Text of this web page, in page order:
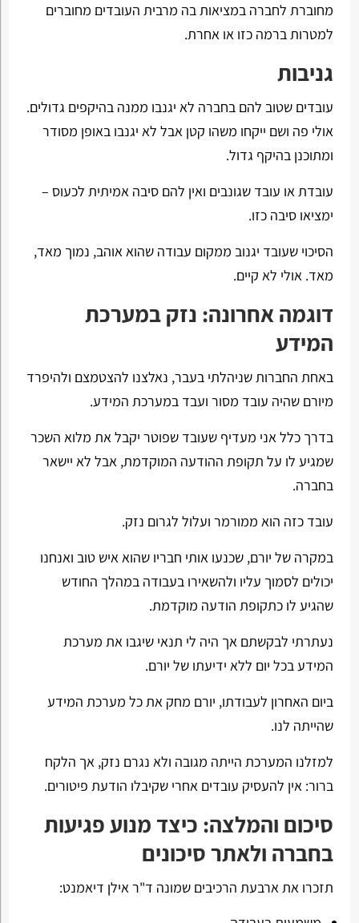
מחוברת לחברה במציאות בה מרבית העובדים מחוברים
למטרות ברמה כזו או אחרת.
גניבות
עובדים שטוב להם בחברה לא יגנבו ממנה בהיקפים גדולים.
אולי פה ושם ייקחו משהו קטן אבל לא יגנבו באופן מסודר
ומתוכנן בהיקף גדול.
עובדת או עובד שגונבים ואין להם סיבה אמיתית לכעוס –
ימציאו סיבה כזו.
הסיכוי שעובד יגנוב ממקום עבודה שהוא אוהב, נמוך מאד,
מאד. אולי לא קיים.
דוגמה אחרונה: נזק במערכת
המידע
באחת החברות שניהלתי בעבר, נאלצנו להצטמצם ולהיפרד
מיורם שהיה עובד מסור ועבד במערכת המידע.
בדרך כלל אני מעדיף שעובד שפוטר יקבל את מלוא השכר
שמגיע לו על תקופת ההודעה המוקדמת, אבל לא יישאר
בחברה.
עובד כזה הוא ממורמר ועלול לגרום נזק.
במקרה של יורם, שכנעו אותי חבריו שהוא איש טוב ואנחנו
יכולים לסמוך עליו ולהשאירו בעבודה במהלך החודש
שהגיע לו כתקופת הודעה מוקדמת.
נעתרתי לבקשתם אך היה לי תנאי שיגבו את מערכת
המידע בכל יום ללא ידיעתו של יורם.
ביום האחרון לעבודתו, יורם מחק את כל מערכת המידע
שהייתה לנו.
למזלנו המערכת הייתה מגובה ולא נגרם נזק, אך הלקח
ברור: אין להעסיק עובדים אחרי שקיבלו הודעת פיטורים.
סיכום והמלצה: כיצד מנוע פגיעות
בחברה ולאתר סיכונים
תזכרו את ארבעת הרכיבים שמונה ד"ר אילן דיאמנט: